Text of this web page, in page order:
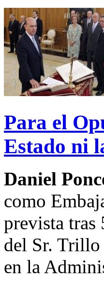
Para el
Estado ni
Daniel
como
prevista tras
del Sr. Trillo
en la